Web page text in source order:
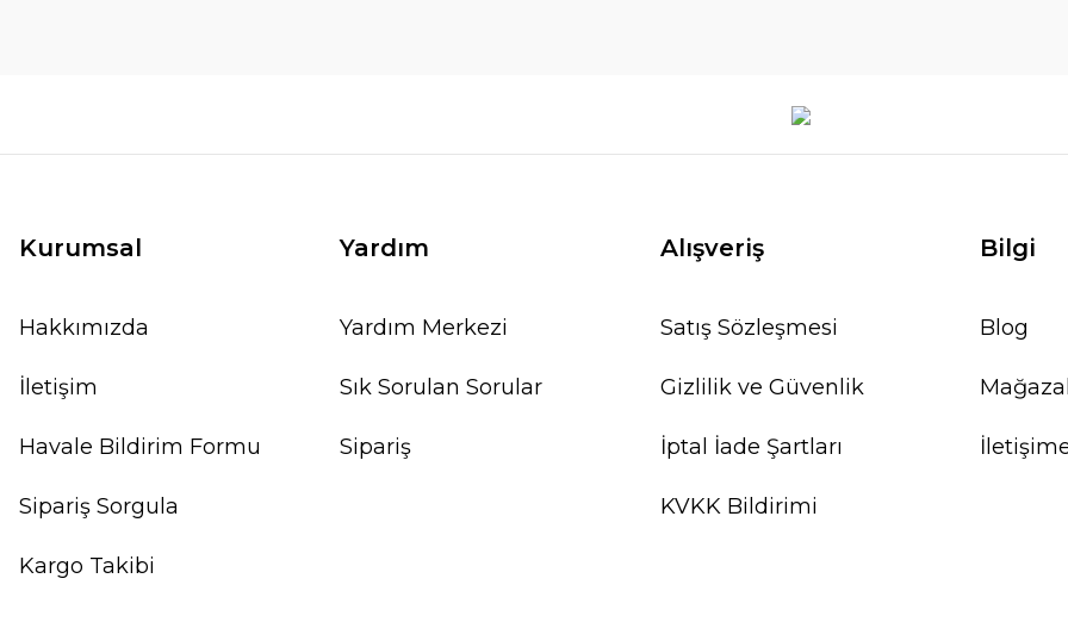
Kurumsal
Hakkımızda
İletişim
Havale Bildirim Formu
Sipariş Sorgula
Kargo Takibi
Yardım
Yardım Merkezi
Sık Sorulan Sorular
Sipariş
Alışveriş
Satış Sözleşmesi
Gizlilik ve Güvenlik
İptal İade Şartları
KVKK Bildirimi
Bilgi
Blog